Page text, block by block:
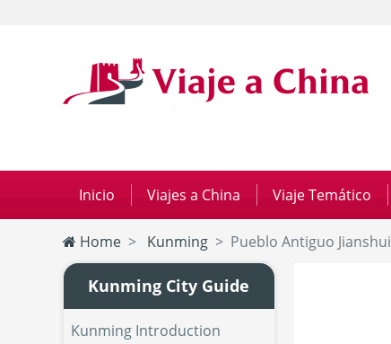
Inicio Viajes a China Viaje Temático
Home Kunming Pueblo Antiguo Jianshui
Kunming City Guide
Kunming Introduction